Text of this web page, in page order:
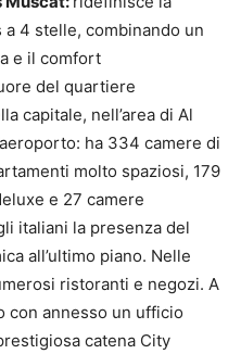
4 stelle, combinando un
e il comfort
del quartiere
capitale, nell’area di Al
ha 334 camere di
molto spaziosi, 179
e 27 camere
italiani la presenza del
all’ultimo piano. Nelle
ristoranti e negozi. A
con annesso un ufficio
catena City